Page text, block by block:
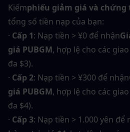
Kiếmphiếu giảm giá và chứng
tổng số tiền nạp của bạn:
· Cấp 1: Nạp tiền > ¥0 để nhận
giá PUBGM, hợp lệ cho các
đa $3).
· Cấp 2: Nạp tiền > ¥300 để nhận
giá PUBGM, hợp lệ cho các
đa $4).
· Cấp 3: Nạp tiền > 1.000 yên để